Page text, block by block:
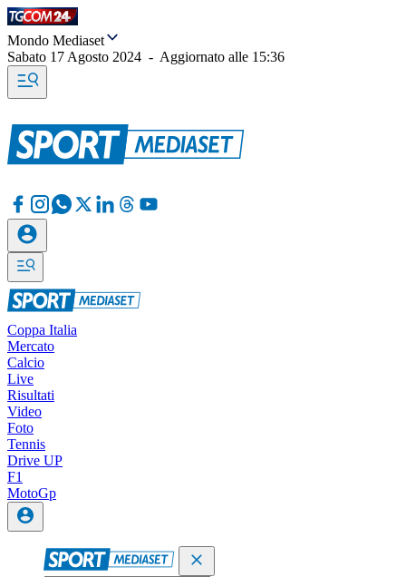
Mondo Mediaset
Sabato 17 Agosto 2024 - Aggiornato alle 15:36
Coppa Italia
Mercato
Calcio
Live
Risultati
Video
Foto
Tennis
Drive UP
F1
MotoGp